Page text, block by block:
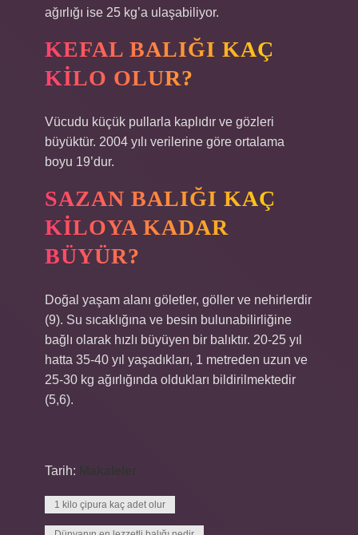
ağırlığı ise 25 kg’a ulaşabiliyor.
KEFAL BALIĞI KAÇ
KILO OLUR?
Vücudu küçük pullarla kaplıdır ve gözleri
büyüktür. 2004 yılı verilerine göre ortalama
boyu 19’dur.
SAZAN BALIĞI KAÇ
KILOYA KADAR
BÜYÜR?
Doğal yaşam alanı göletler, göller ve nehirlerdir
(9). Su sıcaklığına ve besin bulunabilirliğine
bağlı olarak hızlı büyüyen bir balıktır. 20-25 yıl
hatta 35-40 yıl yaşadıkları, 1 metreden uzun ve
25-30 kg ağırlığında oldukları bildirilmektedir
(5,6).
Tarih:
1 kilo çipura kaç adet olur